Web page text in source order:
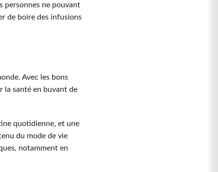
personnes ne pouvant
de boire des infusions
Avec les bons
la santé en buvant de
quotidienne, et une
du mode de vie
notamment en